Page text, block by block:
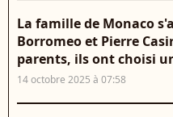
La famille de Monaco
Borromeo et Pierre
parents, ils ont choisi
14 octobre 2025 à 07:58